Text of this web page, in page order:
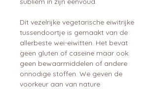
Dit vezelrijke vegetarische eiwitrijke
tussendoortje is gemaakt van de
allerbeste wei-eiwitten. Het bevat
geen gluten of caseïne maar ook
geen bewaarmiddelen of andere
onnodige stoffen. We geven de
voorkeur aan van nature